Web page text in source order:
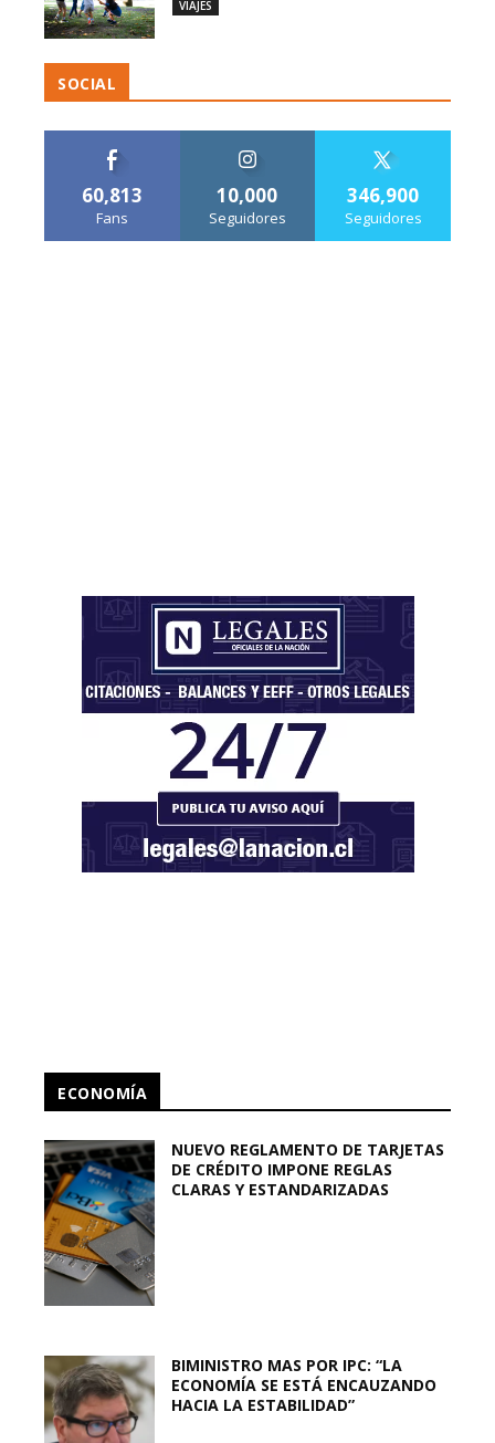
VIAJES
SOCIAL
60,813
Fans
10,000
Seguidores
346,900
Seguidores
ECONOMÍA
NUEVO REGLAMENTO DE TARJETAS
DE CRÉDITO IMPONE REGLAS
CLARAS Y ESTANDARIZADAS
BIMINISTRO MAS POR IPC: “LA
ECONOMÍA SE ESTÁ ENCAUZANDO
HACIA LA ESTABILIDAD”